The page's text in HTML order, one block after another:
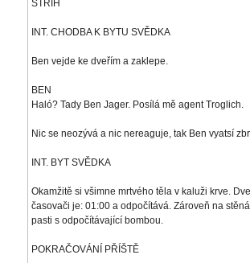
STŘIH
INT. CHODBA K BYTU SVĚDKA
Ben vejde ke dveřím a zaklepe.
BEN
Haló? Tady Ben Jager. Posílá mě agent Troglich.
Nic se neozývá a nic nereaguje, tak Ben vyatsí
INT. BYT SVĚDKA
Okamžitě si všimne mrtvého těla v kaluži krve.
časovači je: 01:00 a odpočítává. Zároveň na
pasti s odpočítávající bombou.
POKRAČOVÁNÍ PŘÍŠTĚ